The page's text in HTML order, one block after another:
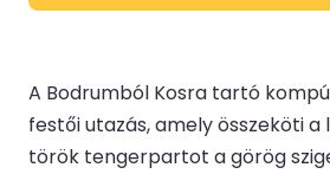
A Bodrumból Kosra tartó
festői utazás, amely összeköti a
török tengerpartot a görög